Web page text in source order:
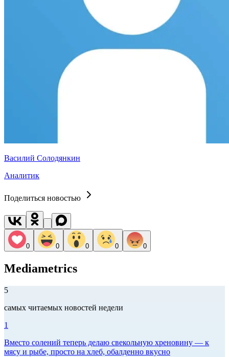
Василий Солодянкин
Аналитик
Поделиться новостью
0 0 0 0 0
Mediametrics
5
самых читаемых новостей недели
1
Вместо солений теперь делаю свекольную хреновину — к
мясу и рыбе, просто на хлеб, обалденно вкусно